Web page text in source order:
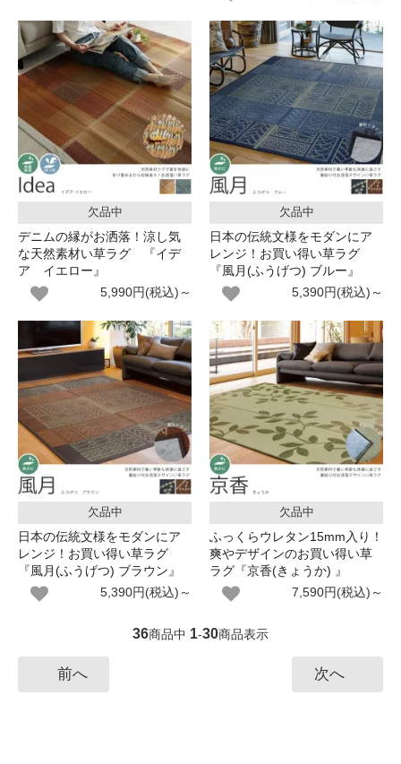
欠品中
デニムの縁がお洒落！涼し気
な天然素材い草ラグ 『イデ
ア イエロー』
5,990円(税込)～
欠品中
日本の伝統文様をモダンにア
レンジ！お買い得い草ラグ
『風月(ふうげつ) ブルー』
5,390円(税込)～
欠品中
日本の伝統文様をモダンにア
レンジ！お買い得い草ラグ
『風月(ふうげつ) ブラウン』
5,390円(税込)～
欠品中
ふっくらウレタン15mm入り！
爽やデザインのお買い得い草
ラグ『京香(きょうか) 』
7,590円(税込)～
36商品中 1-30商品表示
前へ 次へ